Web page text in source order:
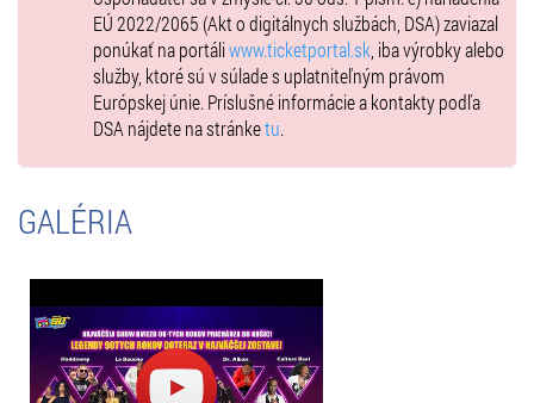
🎟Vstupenky exkluzívne v predaji v sieti Ticketportal.❗
Pre tých najnáročnejších je k dispozícii limitovaná kapacita VIP
vstupeniek, ktoré obsahujú catering! 🥂🍴
Sledujte naše podujatie aj na sociálnych sieťach Facebook a
Instagram, kde Vás pravidelne budeme zásobovať obsahom z tvorby
interpretov.
Deti do 18 rokov majú s platnou vstupenkou povolený vstup do
areálu len v sprievode dospelej osoby!
Zmena programu a cien vyhradená.
EÚ 2022/2065 (Akt o digitálnych službách, DSA) zaviazal
ponúkať na portáliwww.ticketportal.sk , iba výrobky alebo
služby, ktoré sú v súlade s uplatniteľným právom
Európskej únie. Príslušné informácie a kontakty podľa
DSA nájdete na stránketu.
GALÉRIA